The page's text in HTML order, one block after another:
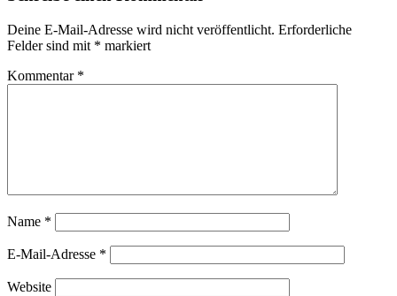
Deine E-Mail-Adresse wird nicht veröffentlicht. Erforderliche
Felder sind mit * markiert
Kommentar *
Name *
E-Mail-Adresse *
Website